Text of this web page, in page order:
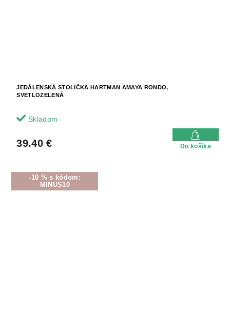
JEDÁLENSKÁ STOLIČKA HARTMAN AMAYA RONDO,
SVETLOZELENÁ
Skladom
39.40 € Do košíka
-10 % s kódom:
MINUS10